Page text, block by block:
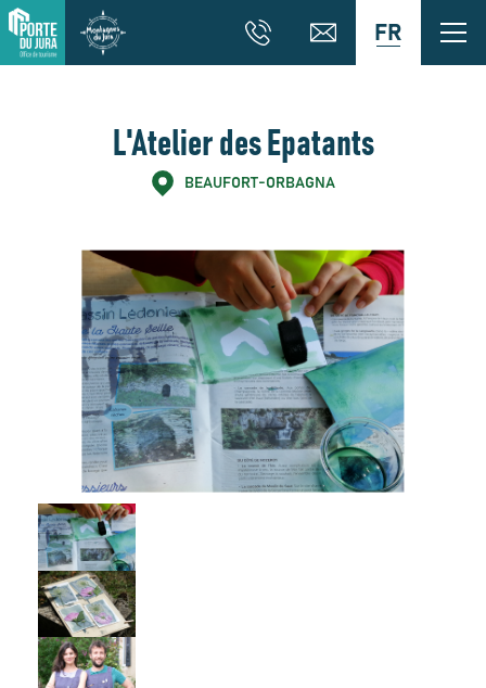
FR
L'Atelier des Epatants
BEAUFORT-ORBAGNA